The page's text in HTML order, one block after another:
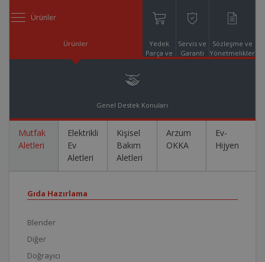
Ürünler
Ürünler
Yedek
Parça ve
Servis ve
Garanti
Sözleşme ve
Yönetmelikler
Genel Destek Konuları
Mutfak
Aletleri
Elektrikli
Ev
Aletleri
Kişisel
Bakım
Aletleri
Arzum
OKKA
Ev-
Hijyen
Gıda Hazırlama
Blender
Diğer
Doğrayıcı